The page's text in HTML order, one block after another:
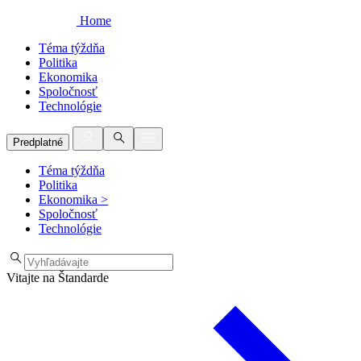
Home
Téma týždňa
Politika
Ekonomika
Spoločnosť
Technológie
Predplatné
Téma týždňa
Politika
Ekonomika >
Spoločnosť
Technológie
Vitajte na Štandarde